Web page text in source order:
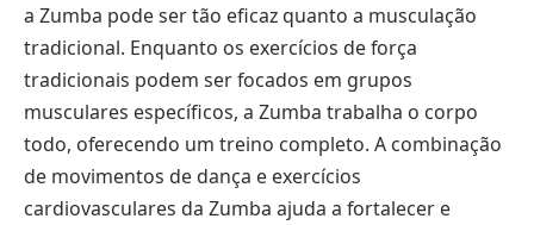
a Zumba pode ser tão eficaz quanto a musculação
tradicional. Enquanto os exercícios de força
tradicionais podem ser focados em grupos
musculares específicos, a Zumba trabalha o corpo
todo, oferecendo um treino completo. A combinação
de movimentos de dança e exercícios
cardiovasculares da Zumba ajuda a fortalecer e